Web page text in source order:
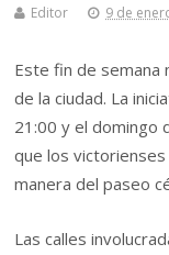
Editor 9 de
Este fin de semana
de la ciudad. La
21:00 y el domingo
que los
manera del paseo
Las calles